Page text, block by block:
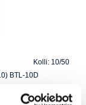
Kolli: 10/50
BTL-10D